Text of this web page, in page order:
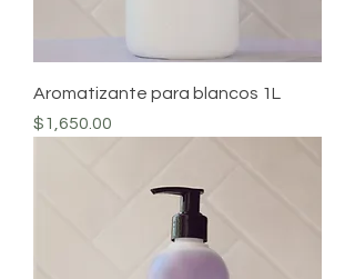
Aromatizante para blancos 1L
Precio
$1,650.00